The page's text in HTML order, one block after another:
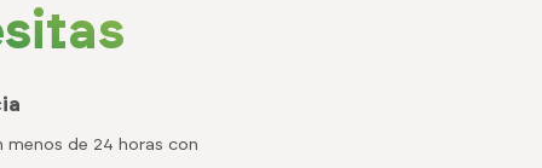
menos de 24 horas con